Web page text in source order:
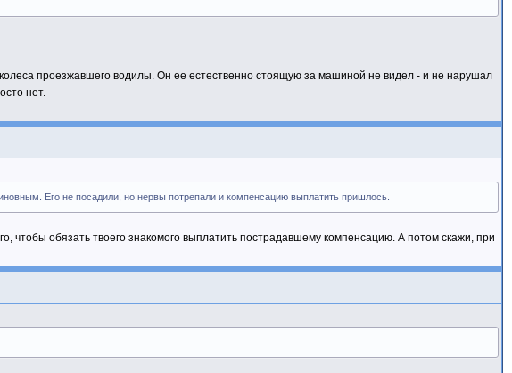
проезжавшего водилы. Он ее естественно стоящую за машиной не видел - и не нарушал
нет.
Его не посадили, но нервы потрепали и компенсацию выплатить пришлось.
чтобы обязать твоего знакомого выплатить пострадавшему компенсацию. А потом скажи, при